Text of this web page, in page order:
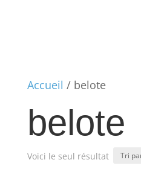
Accueil / belote
belote
Voici le seul résultat